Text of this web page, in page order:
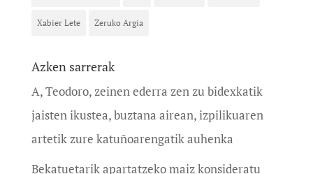
Xabier Lete Zeruko Argia
Azken sarrerak
A, Teodoro, zeinen ederra zen zu bidexkatik
jaisten ikustea, buztana airean, izpilikuaren
artetik zure katuñoarengatik auhenka
Bekatuetarik apartatzeko maiz konsideratu